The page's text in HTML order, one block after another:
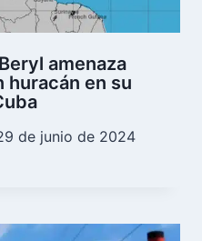
amenaza
en su
de junio de 2024